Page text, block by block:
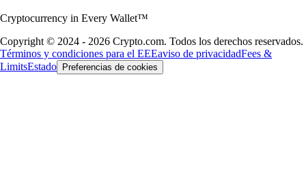
Cryptocurrency in Every Wallet™
Copyright © 2024 - 2026 Crypto.com. Todos los derechos reservados.
Términos y condiciones para el EEEaviso de privacidadFees &
LimitsEstado Preferencias de cookies